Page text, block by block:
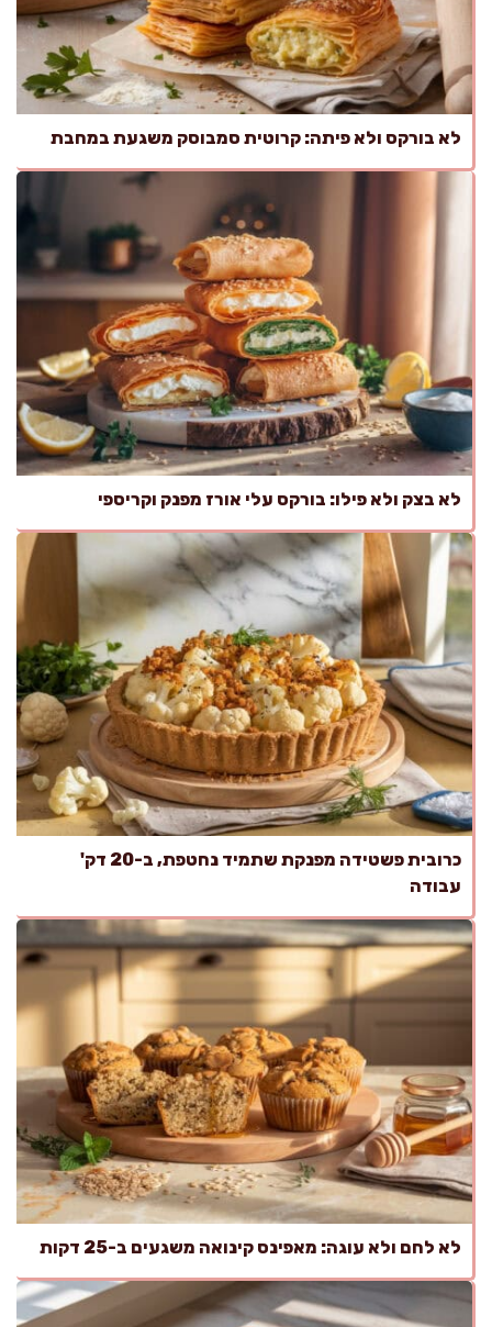
לא בורקס ולא פיתה: קרוטית סמבוסק משגעת במחבת
לא בצק ולא פילו: בורקס עלי אורז מפנק וקריספי
כרובית פשטידה מפנקת שתמיד נחטפת, ב-20 דק'
עבודה
לא לחם ולא עוגה: מאפינס קינואה משגעים ב-25 דקות